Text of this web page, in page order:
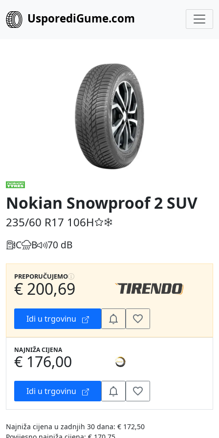
UsporediGume.com
Nokian Snowproof 2 SUV
235/60 R17 106H
C B 70 dB
PREPORUČUJEMO
€ 200,69
Idi u trgovinu
NAJNIŽA CIJENA
€ 176,00
Idi u trgovinu
Najniža cijena u zadnjih 30 dana: € 172,50